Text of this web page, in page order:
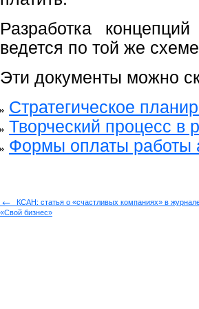
Разработка
ведется по той же
Эти документы можно
Стратегическое
Творческий процесс в
Формы оплаты работы
←
КСАН: статья о «счастливых компаниях» в
«Свой бизнес»